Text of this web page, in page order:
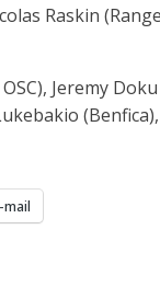
Raskin
Jeremy
mail